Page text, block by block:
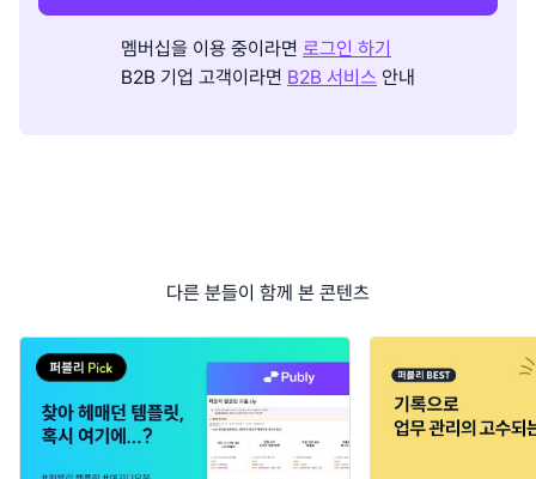
멤버십을 이용 중이라면 로그인 하기
B2B 기업 고객이라면 B2B 서비스 안내
다른 분들이 함께 본 콘텐츠